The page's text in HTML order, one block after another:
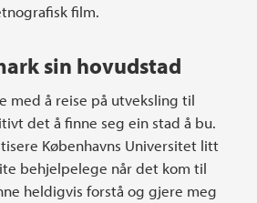
film.
sin hovudstad
med å reise på utveksling til
det å finne seg ein stad å bu.
Københavns Universitet litt
behjelpelege når det kom til
heldigvis forstå og gjere meg